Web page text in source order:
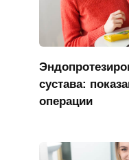
сустава:
операции